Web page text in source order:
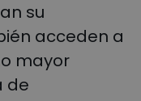
su
acceden a
mayor
de